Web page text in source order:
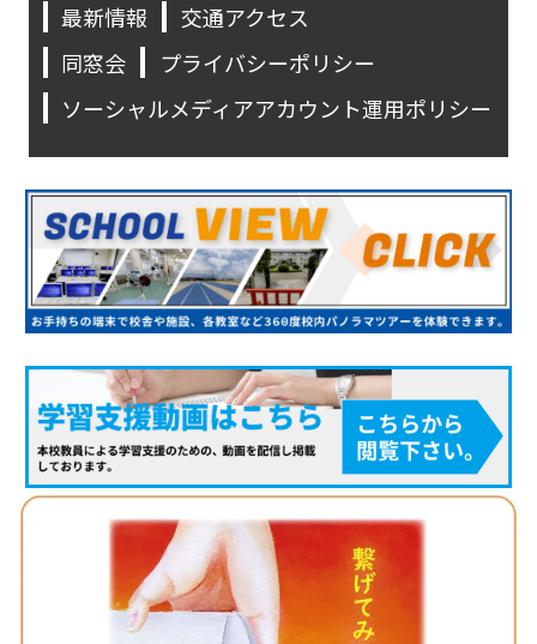
最新情報
交通アクセス
同窓会
プライバシーポリシー
ソーシャルメディアアカウント運用ポリシー